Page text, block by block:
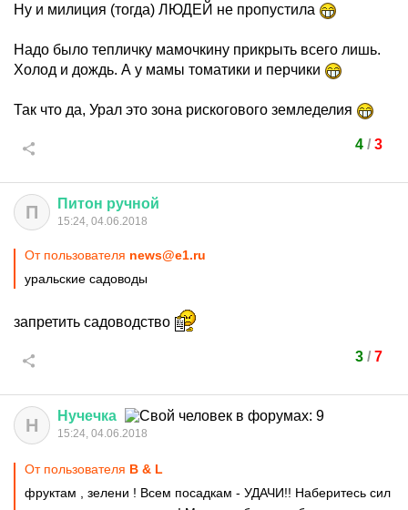
Ну и милиция (тогда) ЛЮДЕЙ не пропустила
Надо было тепличку мамочкину прикрыть всего лишь.
Холод и дождь. А у мамы томатики и перчики
Так что да, Урал это зона рискогового земледелия
4/ 3
П Питон ручной
15:24, 04.06.2018
От пользователя news@e1.ru
уральские садоводы
запретить садоводство
3/ 7
Н Нучечка
15:24, 04.06.2018
От пользователя B & L
фруктам , зелени ! Всем посадкам - УДАЧИ!! Наберитесь сил